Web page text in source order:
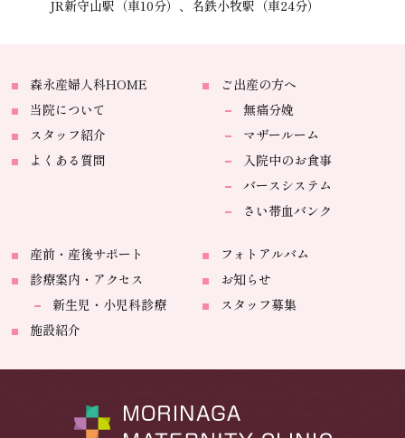
JR新守山駅（車10分）、 名鉄小牧駅（車24分）
森永産婦人科HOME
当院について
スタッフ紹介
よくある質問
ご出産の方へ
無痛分娩
マザールーム
入院中のお食事
バースシステム
さい帯血バンク
産前・産後サポート
診療案内・アクセス
新生児・小児科診療
施設紹介
フォトアルバム
お知らせ
スタッフ募集